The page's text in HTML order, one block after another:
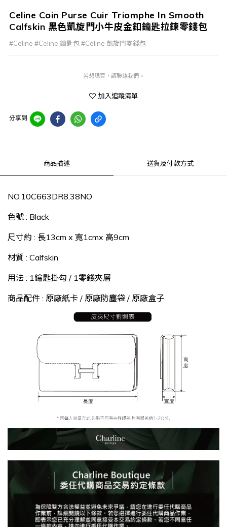
Celine Coin Purse Cuir Triomphe In Smooth
Calfskin 黑色凱旋門小牛皮金釦鑰匙拉鍊零錢包
#Celine #Celine 鑰匙包 #Celine 凱旋門零錢包
若想購買，請聯絡我們。
加入追蹤清單
分享到
商品描述 送貨及付款方式
NO.10C663DR8.38NO
色號 : Black
尺寸約 : 長13cm x 寬1cmx 高9cm
材質 : Calfskin
用法 : 1鑰匙掛勾 / 1零錢夾層
商品配件 : 原廠紙卡 / 原廠防塵袋 / 原廠盒子